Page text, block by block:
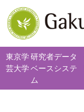
東京学
芸大学
研究者データ
ベースシステ
ム